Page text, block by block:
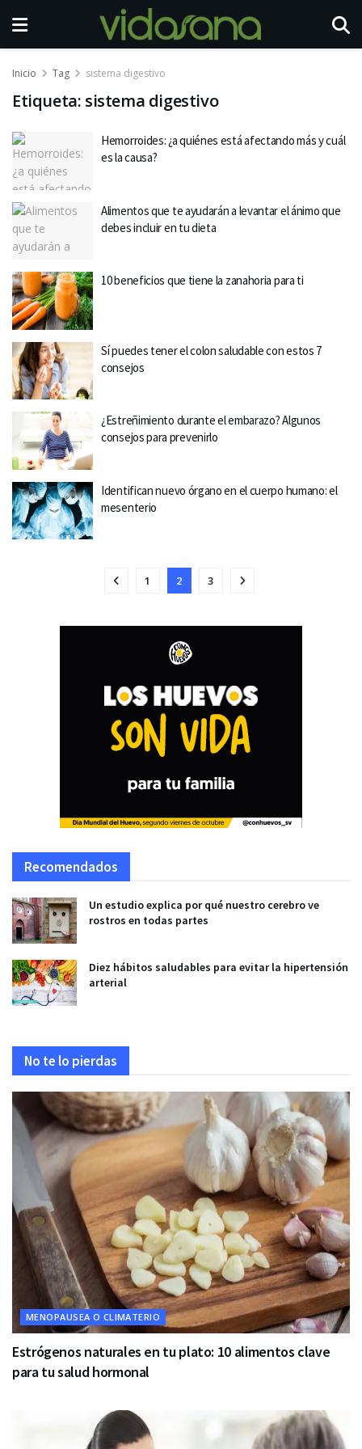
Inicio Tag sistema digestivo
Etiqueta: sistema digestivo
Hemorroides: ¿a quiénes está afectando más y cuál
es la causa?
Alimentos que te ayudarán a levantar el ánimo que
debes incluir en tu dieta
10 beneficios que tiene la zanahoria para ti
Sí puedes tener el colon saludable con estos 7
consejos
¿Estreñimiento durante el embarazo? Algunos
consejos para prevenirlo
Identifican nuevo órgano en el cuerpo humano: el
mesenterio
1 2 3
Recomendados
Un estudio explica por qué nuestro cerebro ve
rostros en todas partes
Diez hábitos saludables para evitar la hipertensión
arterial
No te lo pierdas
MENOPAUSEA O CLIMATERIO
Estrógenos naturales en tu plato: 10 alimentos clave
para tu salud hormonal